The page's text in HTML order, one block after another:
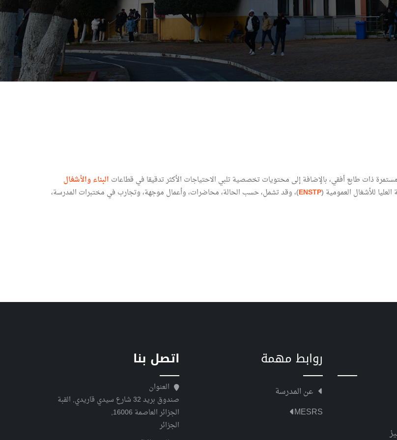
ذات طابع أفقي، بالإضافة إلى محتويات تخصصية تلبي الاحتياجات الأكثر تدقيقا في قطاعات البناء والأشغال
للأشغال العمومية (ENSTP)، وقد تشمل، حسب الحالة، محاضرات، وأعمال موجهة، وتجارب في مختبرات المدرسة،
روابط مهمة
عن المدرسة
MESRS
اتصل بنا
العنوان
صندوق بريد 32 شارع سيدي قاريدي, القبة
الجزائر العاصمة 16006,
الجزائر